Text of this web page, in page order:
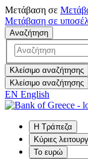
Μετάβαση σε
Μετάβαση σε
Αναζήτηση
Κλείσιμο αναζήτησης
Κλείσιμο αναζήτησης
EN English
Η Τράπεζα
Κύριες
Το ευρώ